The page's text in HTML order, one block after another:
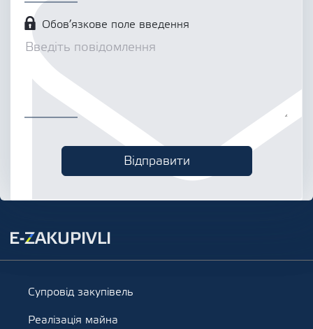
Обов’язкове поле введення
Супровід закупівель
Реалізація майна